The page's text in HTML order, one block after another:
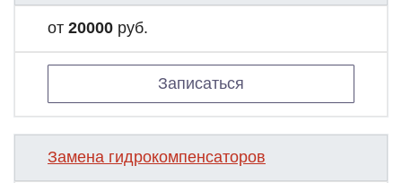
от 20000 руб.
Записаться
Замена гидрокомпенсаторов